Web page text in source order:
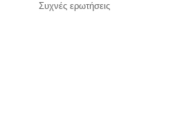
Συχνές ερωτήσεις